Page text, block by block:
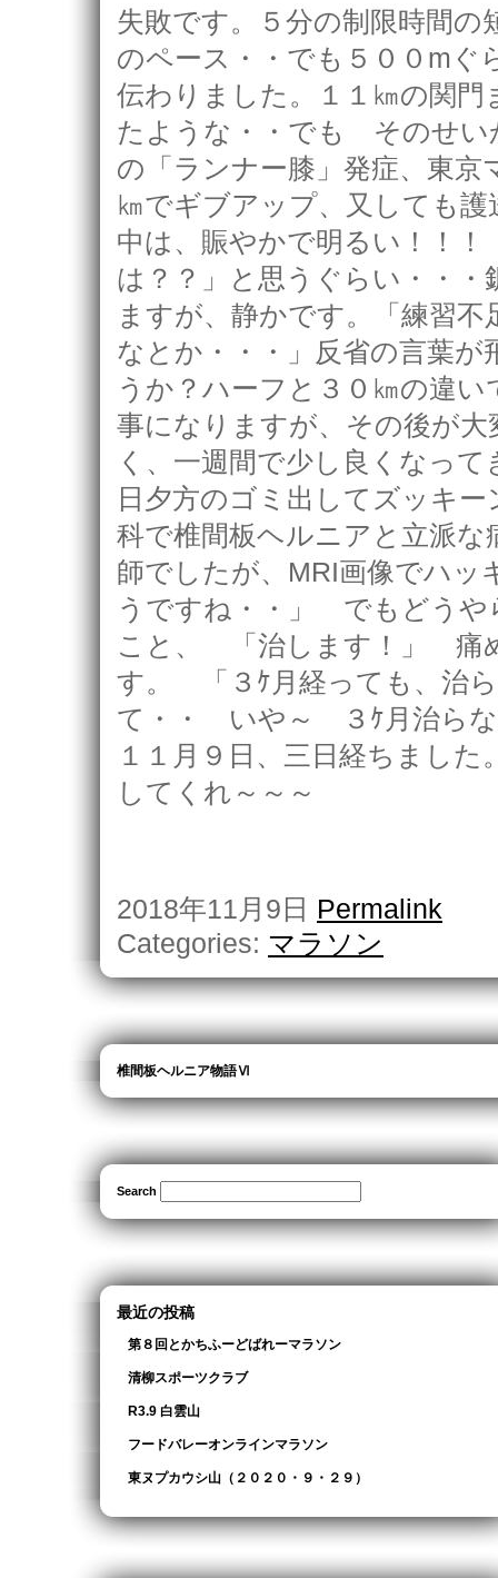
失敗です。５分の制限時間
のペース・・でも５００mぐ
伝わりました。１１㎞の関
たような・・でも そのせい
の「ランナー膝」発症、東
㎞でギブアップ、又しても
中は、賑やかで明るい！！
は？？」と思うぐらい・・
ますが、静かです。「練習
なとか・・・」反省の言葉
うか？ハーフと３０㎞の違
事になりますが、その後が
く、一週間で少し良くなっ
日夕方のゴミ出してズッキ
科で椎間板ヘルニアと立派
師でしたが、MRI画像でハッ
うですね・・」 でもどうや
こと、 「治します！」 痛
す。 「３ｹ月経っても、治
て・・ いや～ ３ｹ月治らな
１１月９日、三日経ちまし
してくれ～～～
2018年11月9日 Permalink
Categories: マラソン
椎間板ヘルニア物語Ⅵ
Search
最近の投稿
第８回とかちふーどばれーマラソン
清柳スポーツクラブ
R3.9 白雲山
フードバレーオンラインマラソン
東ヌプカウシ山（２０２０・９・２９）